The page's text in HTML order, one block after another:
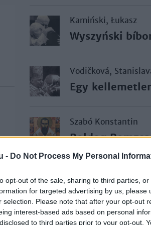
- Do Not Process My Personal
opt-out of the sale, sharing to third parties,
for targeted advertising by us, please
selection. Please note that after your opt-out
interest-based ads based on personal
to third parties prior to your opt-out.
Kamiński, Łukasz
Wyszyński
Vodičková,
Egy
Szabó Konstantin
Boldog
„A magyar
egyház elleni
Romániában